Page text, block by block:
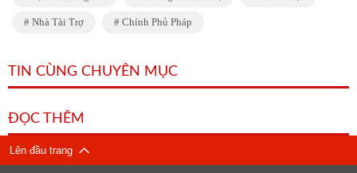
Nhà Tài Trợ Chính Phủ Pháp
TIN CÙNG CHUYÊN MỤC
ĐỌC THÊM
Lên đầu trang